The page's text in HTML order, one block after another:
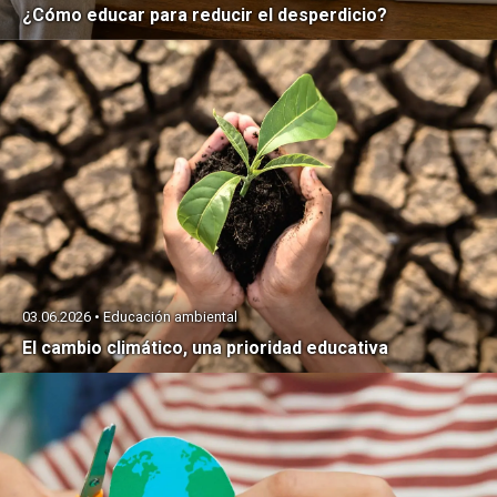
¿Cómo educar para reducir el desperdicio?
El cambio climático, una prioridad educativa
03.06.2026 • Educación ambiental